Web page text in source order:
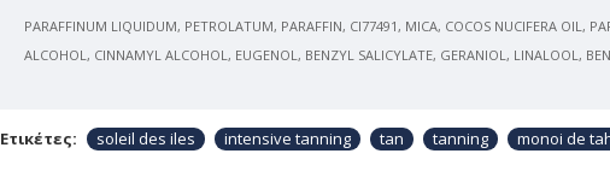
PARAFFINUM LIQUIDUM, PETROLATUM, PARAFFIN, CI77491, MICA, COCOS NUCIFERA OIL,
ALCOHOL, CINNAMYL ALCOHOL, EUGENOL, BENZYL SALICYLATE, GERANIOL, LINALOOL,
Ετικέτες: soleil des iles intensive tanning tan tanning monoi de